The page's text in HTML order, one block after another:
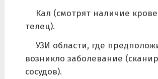
Кал (смотрят наличие
телец).
УЗИ области, где
возникло заболевание
сосудов).